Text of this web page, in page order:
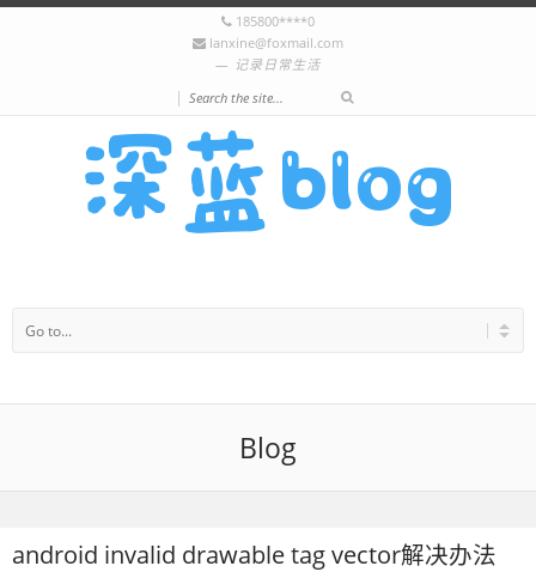
185800****0
lanxine@foxmail.com
记录日常生活
|
Blog
android invalid drawable tag vector解决办法